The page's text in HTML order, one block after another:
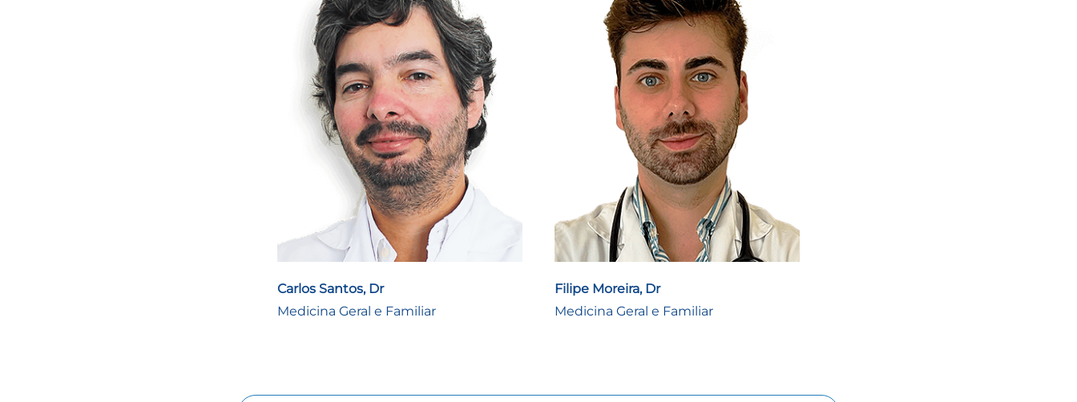
Carlos Santos, Dr
Medicina Geral e Familiar
Filipe Moreira, Dr
Medicina Geral e Familiar